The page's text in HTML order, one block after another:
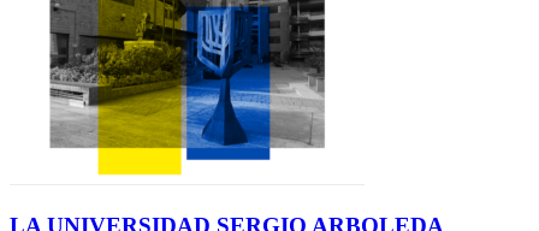
LA UNIVERSIDAD SERGIO ARBOLEDA